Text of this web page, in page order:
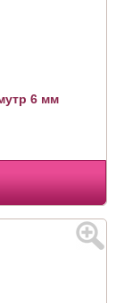
6 мм